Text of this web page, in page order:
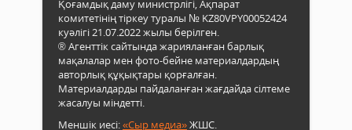
Қоғамдық даму министрлігі, Ақпарат
комитетінің тіркеу туралы № KZ80VPY00052424
куәлігі 21.07.2022 жылы берілген.
® Агенттік сайтында жарияланған барлық
мақалалар мен фото-бейне материалдардың
авторлық құқықтары қорғалған.
Материалдарды пайдаланған жағдайда сілтеме
жасалуы міндетті.
Меншік иесі:«Сыр медиа»ЖШС.